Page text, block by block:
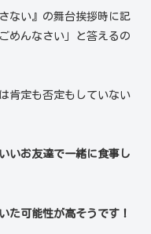
ない』の舞台挨拶時に記
めんなさい」と答えるの
肯定も否定もしていない
いお友達で一緒に食事し
た可能性が高そうです！